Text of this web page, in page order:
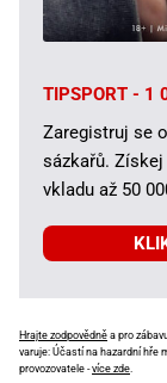
TIPSPORT - 1
Zaregistruj se
sázkařů. Získej
vkladu až 50
Hrajte zodpovědně a pro
varuje: Účastí na hazardní hře
provozovatele -více zde